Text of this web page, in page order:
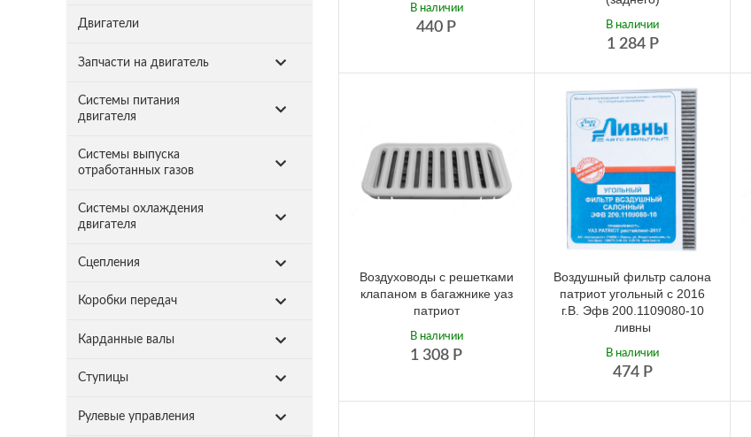
Двигатели
Запчасти на двигатель
Системы питания
двигателя
Системы выпуска
отработанных газов
Системы охлаждения
двигателя
Сцепления
Коробки передач
Карданные валы
Ступицы
Рулевые управления
440 Р
В наличии
1 284 Р
В наличии
Воздуховоды с решетками
клапаном в багажнике уаз
патриот
1 308 Р
В наличии
Воздушный фильтр салона
патриот угольный с 2016
г.В. Эфв 200.1109080-10
ливны
474 Р
В наличии